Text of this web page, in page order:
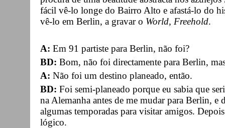
fácil vê-lo longe do Bairro Alto e afastá-lo do
vê-lo em Berlin, a gravar o World, Freehold.
A: Em 91 partiste para Berlin, não foi?
BD: Bom, não foi directamente para Berlin,
A: Não foi um destino planeado, então.
BD: Foi semi-planeado porque eu sabia que
na Alemanha antes de me mudar para Berlin, e
algumas temporadas para visitar amigos.
lógico.